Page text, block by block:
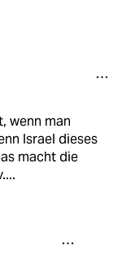
wenn man
Israel dieses
macht die